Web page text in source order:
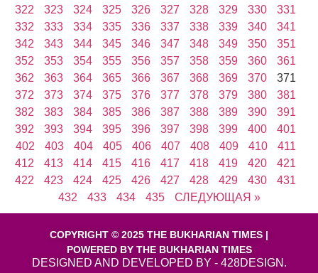
322
323 324 325 326 327 328 329 330
331
332
333 334 335 336 337 338 339 340
341
342
343 344 345 346 347 348 349 350
351
352
353 354 355 356 357 358 359 360
361
362
363 364 365 366 367 368 369 370
371
372
373 374 375 376 377 378 379 380
381
382
383 384 385 386 387 388 389 390
391
392
393 394 395 396 397 398 399 400
401
402
403 404 405 406 407 408 409 410
411
412
413 414 415 416 417 418 419 420
421
422
423 424 425 426 427 428 429 430
431
432
433 434 435 СЛЕДУЮЩАЯ »
COPYRIGHT © 2025 THE BUKHARIAN TIMES |
POWERED BY THE BUKHARIAN TIMES
DESIGNED AND DEVELOPED BY - 428DESIGN.